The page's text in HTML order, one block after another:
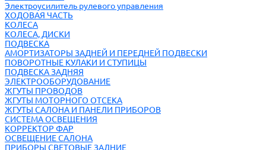
Электроусилитель рулевого управления
ХОДОВАЯ ЧАСТЬ
КОЛЕСА
КОЛЕСА, ДИСКИ
ПОДВЕСКА
АМОРТИЗАТОРЫ ЗАДНЕЙ И ПЕРЕДНЕЙ ПОДВЕСКИ
ПОВОРОТНЫЕ КУЛАКИ И СТУПИЦЫ
ПОДВЕСКА ЗАДНЯЯ
ЭЛЕКТРООБОРУДОВАНИЕ
ЖГУТЫ ПРОВОДОВ
ЖГУТЫ МОТОРНОГО ОТСЕКА
ЖГУТЫ САЛОНА И ПАНЕЛИ ПРИБОРОВ
СИСТЕМА ОСВЕЩЕНИЯ
КОРРЕКТОР ФАР
ОСВЕЩЕНИЕ САЛОНА
ПРИБОРЫ СВЕТОВЫЕ ЗАДНИЕ